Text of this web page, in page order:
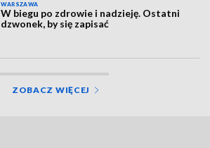
WARSZAWA
W biegu po zdrowie i nadzieję. Ostatni
dzwonek, by się zapisać
ZOBACZ WIĘCEJ